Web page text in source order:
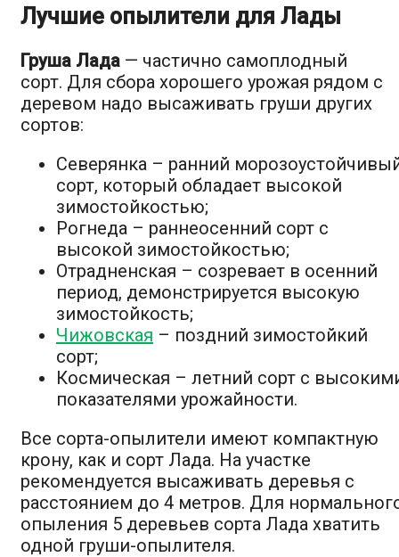
Лучшие опылители для Лады
Груша Лада — частично самоплодный
сорт. Для сбора хорошего урожая рядом с
деревом надо высаживать груши других
сортов:
Северянка – ранний
сорт, который обладает высокой
зимостойкостью;
Рогнеда – раннеосенний сорт с
высокой зимостойкостью;
Отрадненская – созревает в осенний
период, демонстрируется высокую
зимостойкость;
Чижовская – поздний зимостойкий
сорт;
Космическая – летний сорт с
показателями урожайности.
Все сорта-опылители имеют компактную
крону, как и сорт Лада. На участке
рекомендуется высаживать деревья с
расстоянием до 4 метров. Для
опыления 5 деревьев сорта Лада хватить
одной груши-опылителя.